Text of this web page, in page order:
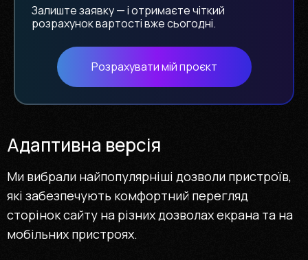
Залиште заявку — і отримаєте чіткий
розрахунок вартості вже сьогодні.
Розрахувати мій проєкт
Адаптивна версія
Ми вибрали найпопулярніші дозволи пристроїв,
які забезпечують комфортний перегляд
сторінок сайту на різних дозволах екрана та на
мобільних пристроях.